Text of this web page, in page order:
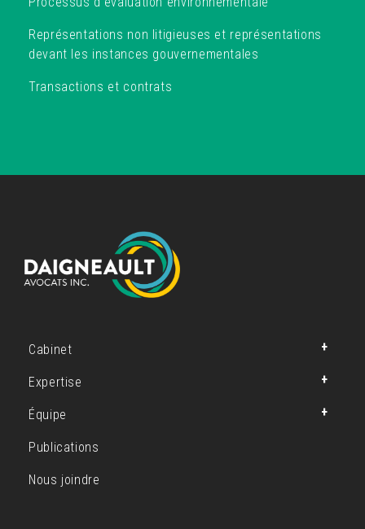
Représentations non litigieuses et représentations
devant les instances gouvernementales
Transactions et contrats
Cabinet
Expertise
Équipe
Publications
Nous joindre